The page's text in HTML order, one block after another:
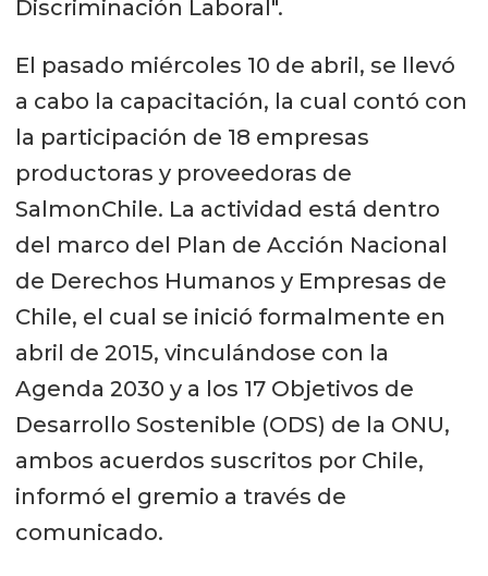
Discriminación Laboral".
El pasado miércoles 10 de abril, se llevó
a cabo la capacitación, la cual contó con
la participación de 18 empresas
productoras y proveedoras de
SalmonChile. La actividad está dentro
del marco del Plan de Acción Nacional
de Derechos Humanos y Empresas de
Chile, el cual se inició formalmente en
abril de 2015, vinculándose con la
Agenda 2030 y a los 17 Objetivos de
Desarrollo Sostenible (ODS) de la ONU,
ambos acuerdos suscritos por Chile,
informó el gremio a través de
comunicado.